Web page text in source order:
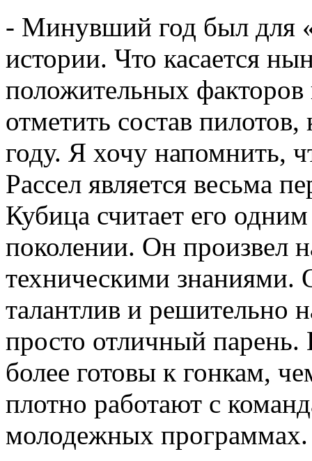
- Минувший год был для
истории. Что касается
положительных
отметить состав
году. Я хочу напомнить,
Рассел является весьма
Кубица считает его
поколении. Он произвел
техническими
талантлив и решительно
просто отличный
более готовы к гонкам,
плотно работают с
молодежных программах.